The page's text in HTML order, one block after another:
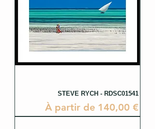
STEVE RYCH - RDSC01541
À partir de 140,00 €
Prix promotionnel